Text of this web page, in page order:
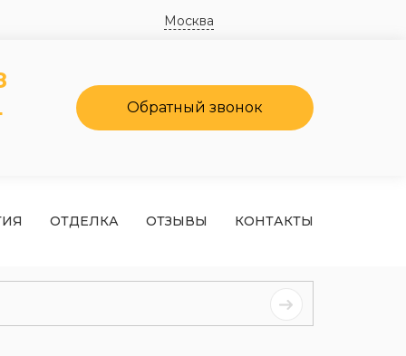
Москва
Обратный звонок
ОТДЕЛКА ОТЗЫВЫ КОНТАКТЫ